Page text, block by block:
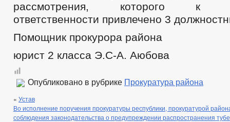
рассмотрения, которого к
ответственности привлечено 3
Помощник прокурора района
юрист 2 класса Э.С-А. Аюбова
Опубликовано в рубрике Прокуратура района
« Устав
Во исполнение поручения прокуратуры республики, прокуратурой
соблюдения законодательства о предупреждении распространения